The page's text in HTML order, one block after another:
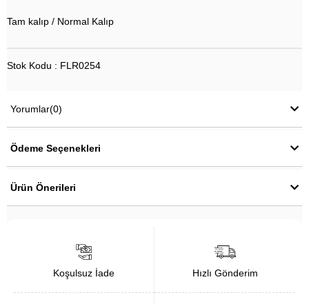
Tam kalıp / Normal Kalıp
Stok Kodu : FLR0254
Yorumlar(0)
Ödeme Seçenekleri
Ürün Önerileri
Koşulsuz İade Hızlı Gönderim